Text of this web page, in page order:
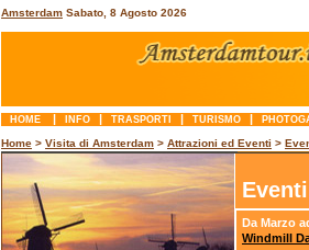
Amsterdam Sabato, 8 Agosto 2026
HOME | INFO | TRASPORTI | TURISMO |
Home > Visita di Amsterdam > Attrazioni ed Eventi >
Da Marzo
Windmill